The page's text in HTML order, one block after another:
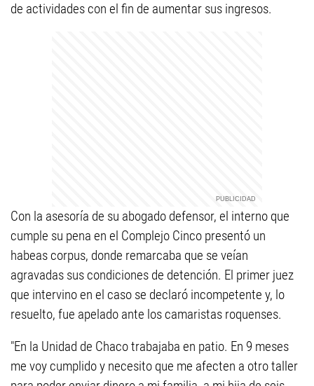
de actividades con el fin de aumentar sus ingresos.
Con la asesoría de su abogado defensor, el interno que
cumple su pena en el Complejo Cinco presentó un
habeas corpus, donde remarcaba que se veían
agravadas sus condiciones de detención. El primer juez
que intervino en el caso se declaró incompetente y, lo
resuelto, fue apelado ante los camaristas roquenses.
"En la Unidad de Chaco trabajaba en patio. En 9 meses
me voy cumplido y necesito que me afecten a otro taller